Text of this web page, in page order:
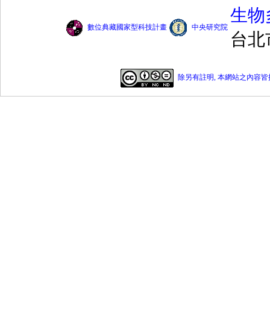
數位典藏國家型科技計畫 中央研究院
生物
台北
除另有註明, 本網站之內容